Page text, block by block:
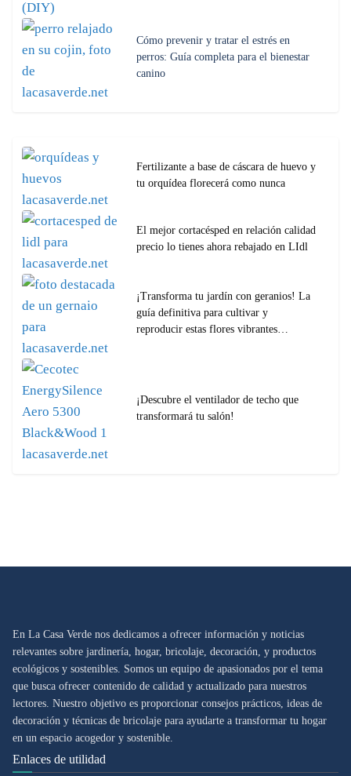
Cómo prevenir y tratar el estrés en
perros: Guía completa para el bienestar
canino
Fertilizante a base de cáscara de huevo y
tu orquídea florecerá como nunca
El mejor cortacésped en relación calidad
precio lo tienes ahora rebajado en LIdl
¡Transforma tu jardín con geranios! La
guía definitiva para cultivar y
reproducir estas flores vibrantes…
¡Descubre el ventilador de techo que
transformará tu salón!
En La Casa Verde nos dedicamos a ofrecer información y noticias
relevantes sobre jardinería, hogar, bricolaje, decoración, y productos
ecológicos y sostenibles. Somos un equipo de apasionados por el tema
que busca ofrecer contenido de calidad y actualizado para nuestros
lectores. Nuestro objetivo es proporcionar consejos prácticos, ideas de
decoración y técnicas de bricolaje para ayudarte a transformar tu hogar
en un espacio acogedor y sostenible.
Enlaces de utilidad